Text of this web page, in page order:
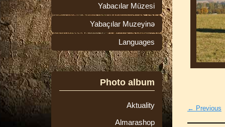
Yabacılar Müzesi
Yabaçılar Muzeyinə
Languages
Photo album
Aktuality
Almarashop
← Previous